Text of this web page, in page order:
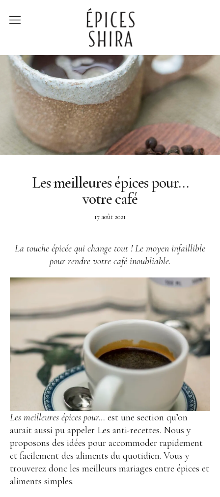
Épices Shira
Revenir à la boutique
Recettes
À la rencontre des
producteurs
Lumière sur…
Les meilleures épices pour…
votre café
17 août 2021
La touche épicée qui change tout ! Le moyen infaillible
pour rendre votre café inoubliable.
Les meilleures épices pour… est une section qu’on
aurait aussi pu appeler Les anti-recettes. Nous y
proposons des idées pour accommoder rapidement
et facilement des aliments du quotidien. Vous y
trouverez donc les meilleurs mariages entre épices et
aliments simples.